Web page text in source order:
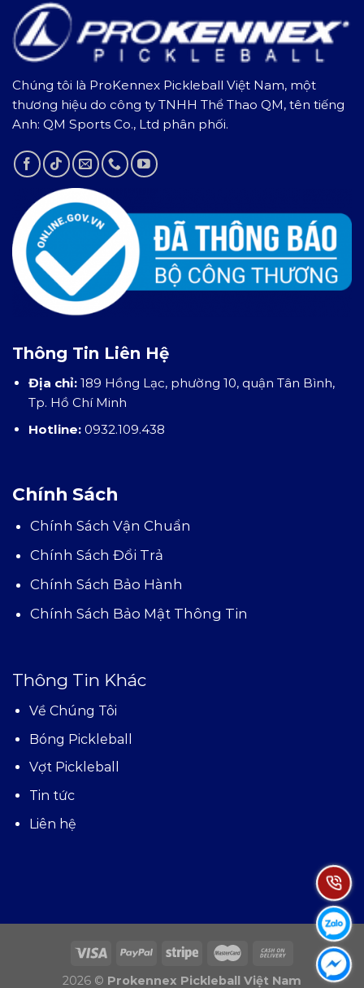
Chúng tôi là ProKennex Pickleball Việt Nam, một
thương hiệu do công ty TNHH Thể Thao QM, tên tiếng
Anh: QM Sports Co., Ltd phân phối.
Thông Tin Liên Hệ
Địa chỉ:189 Hồng Lạc, phường 10, quận Tân Bình,
Tp. Hồ Chí Minh
Hotline:0932.109.438
Chính Sách
Chính Sách Vận Chuẩn
Chính Sách Đổi Trả
Chính Sách Bảo Hành
Chính Sách Bảo Mật Thông Tin
Thông Tin Khác
Về Chúng Tôi
Bóng Pickleball
Vợt Pickleball
Tin tức
Liên hệ
2026 © Prokennex Pickleball Việt Nam